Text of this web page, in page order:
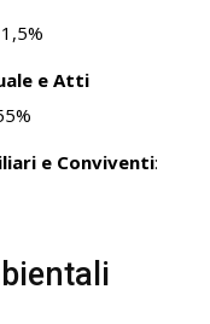
e Atti
e Conviventi: